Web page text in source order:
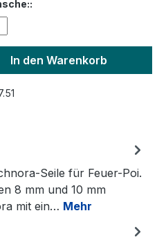
den
In den Warenkorb
Seile für Feuer-Poi.
8 mm und 10 mm
mit ein… Mehr